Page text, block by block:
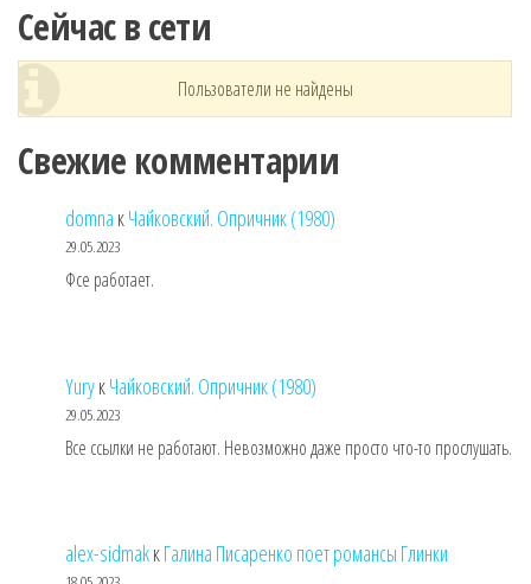
Сейчас в сети
Пользователи не найдены
Свежие комментарии
domna кЧайковский. Опричник (1980)
29.05.2023
Фсе работает.
YuryкЧайковский. Опричник (1980)
29.05.2023
Все ссылки не работают. Невозможно даже просто что-то прослушать.
alex-sidmakкГалина Писаренко поет романсы Глинки